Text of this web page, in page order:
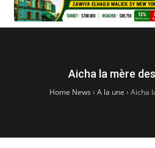
Aicha la mère
Home News › A la une › Aicha